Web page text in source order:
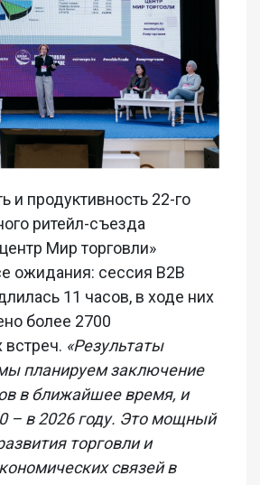
и продуктивность 22-го
ритейл-съезда
Мир торговли»
ожидания: сессия В2В
11 часов, в ходе них
более 2700
встреч. «Результаты
планируем заключение
в ближайшее время, и
– в 2026 году. Это мощный
торговли и
связей в